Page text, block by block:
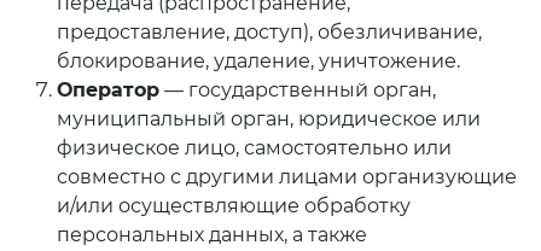
предоставление, доступ), обезличивание,
блокирование, удаление, уничтожение.
Оператор — государственный орган,
муниципальный орган, юридическое или
физическое лицо, самостоятельно или
совместно с другими лицами организующие
и/или осуществляющие обработку
персональных данных, а также